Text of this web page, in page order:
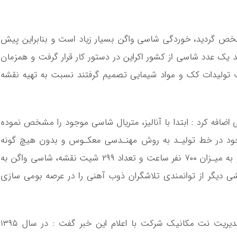
انجام شده مشخص گردید، خوردگی شاسی واگن بسیار زیاد است و بنابراین پیش
لذا در سال ۱۳۹۵ درخواست خرید یک عدد شاسی از کشور اکراین در دستور کار قرار گرفت و همزمان
کک و مواد شیمایی تصمیم گرفتند نسبت به تهیه نقشه‌
کرد : ابتدا با آنالیز، متریال شاسی موجود را مشخص نموده
در خط تولیـد به روش مهنـدسی معکـوس و بدون هیچ گونه
وابستگی انجام گرفت و سرانجام پس از گذشت ۵ ماه و به میـزان ۷۰۰ نفر ساعت و تعداد ۲۹۹ شیت نقشه، شاسی واگن به
بخشی دیگر از توانمندی تلاشگران ذوب آهنی را در عرصه بومی سازی
رضا یغمایی سرپرست کارگاه اسکلت فلزی و آهنگری مدیریت نت مکانیک شرکت با اعلام این خبر گفت : در سال ۱۳۹۵